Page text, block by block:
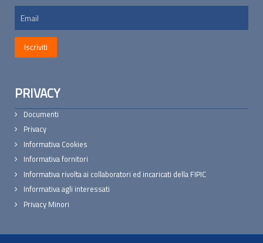
PRIVACY
Documenti
Privacy
Informativa Cookies
Informativa fornitori
Informativa rivolta ai collaboratori ed incaricati della FIPIC
Informativa agli interessati
Privacy Minori